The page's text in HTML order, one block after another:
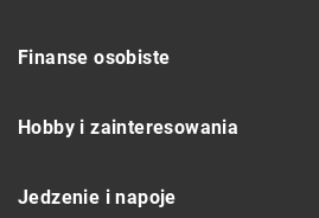
Finanse osobiste
Hobby i zainteresowania
Jedzenie i napoje